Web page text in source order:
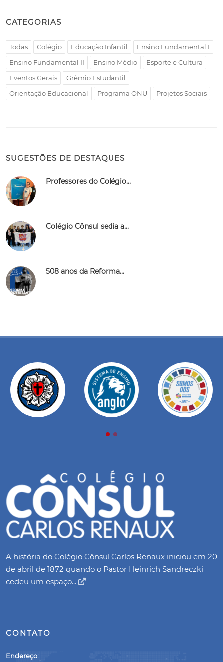
CATEGORIAS
Todas Colégio Educação Infantil
Ensino Fundamental I
Ensino Fundamental II
Ensino Médio
Esporte e Cultura
Eventos Gerais
Grêmio Estudantil
Orientação Educacional
Programa ONU Projetos Sociais
SUGESTÕES DE DESTAQUES
Professores do Colégio...
Colégio Cônsul sedia a...
508 anos da Reforma...
A história do Colégio Cônsul Carlos Renaux iniciou em 20
de abril de 1872 quando o Pastor Heinrich Sandreczki
cedeu um espaço...
CONTATO
Endereço: